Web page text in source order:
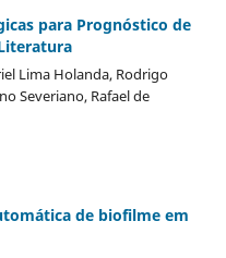
para Prognóstico de
Lima Holanda, Rodrigo
Severiano, Rafael de
de biofilme em